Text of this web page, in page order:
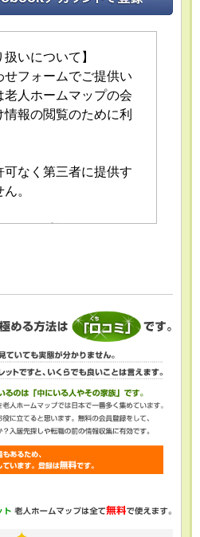
扱いについて】
せフォームでご提供い
老人ホームマップの会
情報の閲覧のために利
可なく第三者に提供す
。
全管理が図られるよ
用目的の通知、開示、
たは削除、利用の停
三者への提供の停止
います。）を受け付け
等の求めは、以下の
相談窓口」で受け付
きない場合がありま